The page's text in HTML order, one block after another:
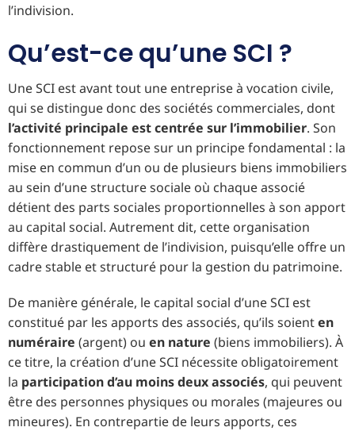
l’indivision.
Qu’est-ce qu’une SCI ?
Une SCI est avant tout une entreprise à vocation civile,
qui se distingue donc des sociétés commerciales, dont
l’activité principale est centrée sur l’immobilier. Son
fonctionnement repose sur un principe fondamental : la
mise en commun d’un ou de plusieurs biens immobiliers
au sein d’une structure sociale où chaque associé
détient des parts sociales proportionnelles à son apport
au capital social. Autrement dit, cette organisation
diffère drastiquement de l’indivision, puisqu’elle offre un
cadre stable et structuré pour la gestion du patrimoine.
De manière générale, le capital social d’une SCI est
constitué par les apports des associés, qu’ils soienten
numéraire (argent) ou en nature (biens immobiliers). À
ce titre, la création d’une SCI nécessite obligatoirement
la participation d’au moins deux associés, qui peuvent
être des personnes physiques ou morales (majeures ou
mineures). En contrepartie de leurs apports, ces